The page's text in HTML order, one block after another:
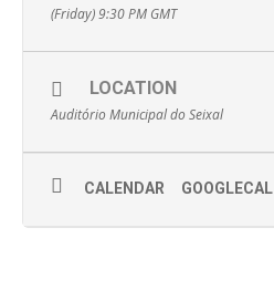
(Friday) 9:30 PM GMT
LOCATION
Auditório Municipal do Seixal
CALENDAR GOOGLECAL